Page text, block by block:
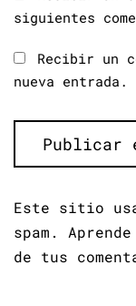
siguientes
Recibir un
nueva entrada.
Este sitio
spam.
de tus